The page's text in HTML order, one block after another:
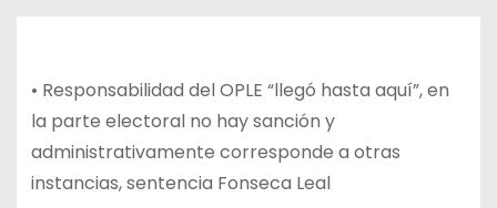
• Responsabilidad del OPLE “llegó hasta aquí”, en
la parte electoral no hay sanción y
administrativamente corresponde a otras
instancias, sentencia Fonseca Leal